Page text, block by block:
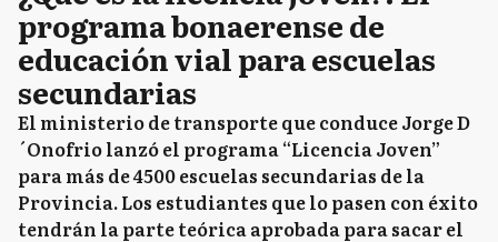
programa bonaerense de
educación vial para escuelas
secundarias
El ministerio de transporte que conduce Jorge D
´Onofrio lanzó el programa “Licencia Joven”
para más de 4500 escuelas secundarias de la
Provincia. Los estudiantes que lo pasen con éxito
tendrán la parte teórica aprobada para sacar el